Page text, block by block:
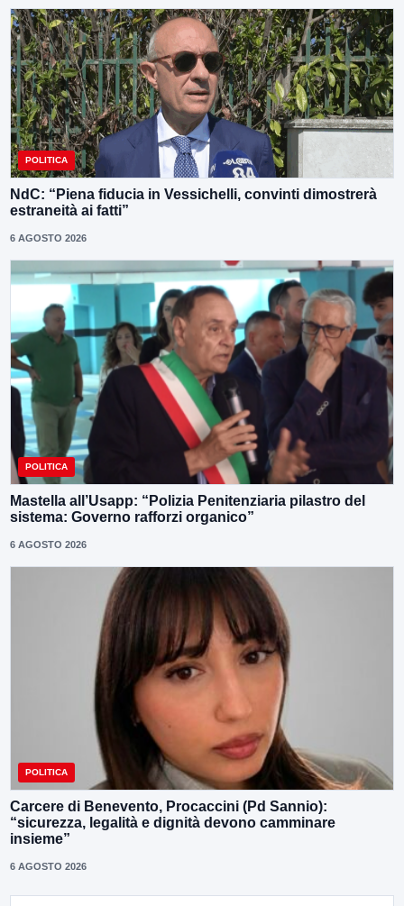
POLITICA
NdC: “Piena fiducia in Vessichelli, convinti dimostrerà
estraneità ai fatti”
6 AGOSTO 2026
POLITICA
Mastella all’Usapp: “Polizia Penitenziaria pilastro del
sistema: Governo rafforzi organico”
6 AGOSTO 2026
POLITICA
Carcere di Benevento, Procaccini (Pd Sannio):
“sicurezza, legalità e dignità devono camminare
insieme”
6 AGOSTO 2026